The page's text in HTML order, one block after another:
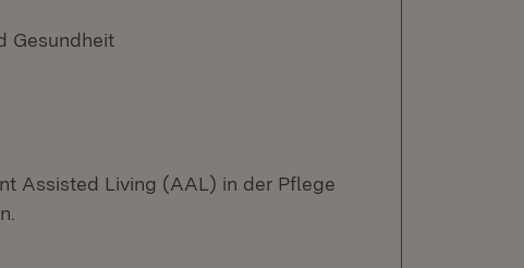
Gesundheit
Assisted Living (AAL) in der Pflege